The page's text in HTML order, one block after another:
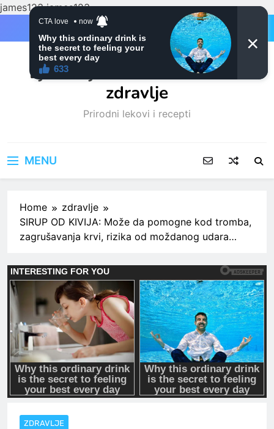
james123james123
Ljubitelji mačaka i Prirodno
zdravlje
Prirodni lekovi i recepti
MENU
Home
zdravlje
SIRUP OD KIVIJA: Može da pomogne kod tromba,
zagrušavanja krvi, rizika od moždanog udara…
ZDRAVLJE